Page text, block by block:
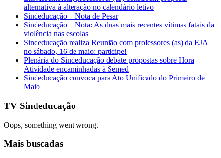
alternativa à alteração no calendário letivo
Sindeducação – Nota de Pesar
Sindeducação – Nota: As duas mais recentes vítimas fatais da
violência nas escolas
Sindeducação realiza Reunião com professores (as) da EJA
no sábado, 16 de maio: participe!
Plenária do Sindeducação debate propostas sobre Hora
Atividade encaminhadas à Semed
Sindeducação convoca para Ato Unificado do Primeiro de
Maio
TV Sindeducação
Oops, something went wrong.
Mais buscadas